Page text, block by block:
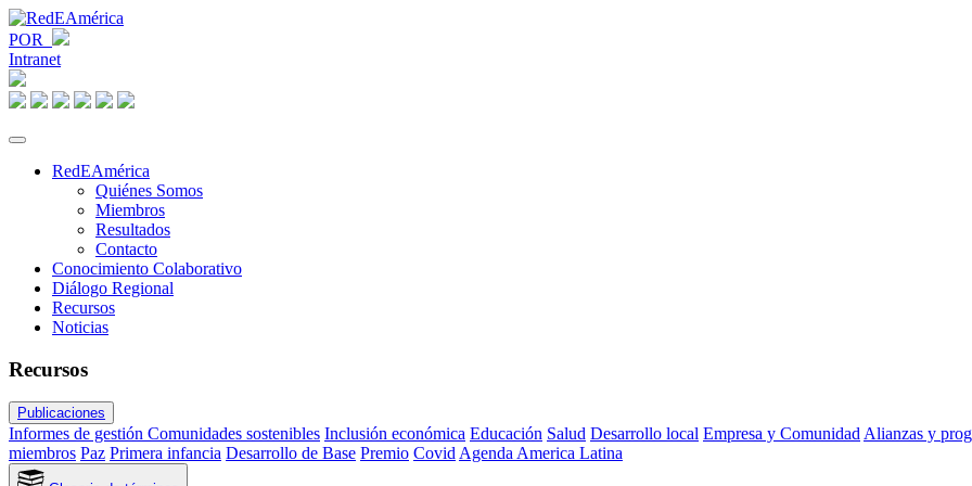
POR
Intranet
RedEAmérica
Quiénes Somos
Miembros
Resultados
Contacto
Conocimiento Colaborativo
Diálogo Regional
Recursos
Noticias
Recursos
Publicaciones
Informes de gestión Comunidades sostenibles Inclusión económica Educación Salud Desarrollo local Empresa y ComunidadAlianzas y
miembros Paz Primera infancia Desarrollo de Base Premio CovidAgenda America Latina